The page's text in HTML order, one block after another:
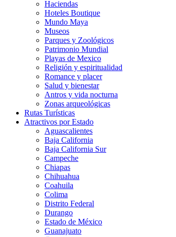
Haciendas
Hoteles Boutique
Mundo Maya
Museos
Parques y Zoológicos
Patrimonio Mundial
Playas de Mexico
Religión y espiritualidad
Romance y placer
Salud y bienestar
Antros y vida nocturna
Zonas arqueológicas
Rutas Turísticas
Atractivos por Estado
Aguascalientes
Baja California
Baja California Sur
Campeche
Chiapas
Chihuahua
Coahuila
Colima
Distrito Federal
Durango
Estado de México
Guanajuato